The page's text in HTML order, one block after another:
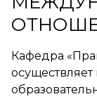
Кафедра